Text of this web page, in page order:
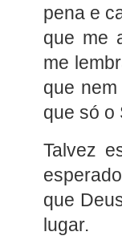
pena e
que me
me
que
que só o
Talvez
que
lugar.